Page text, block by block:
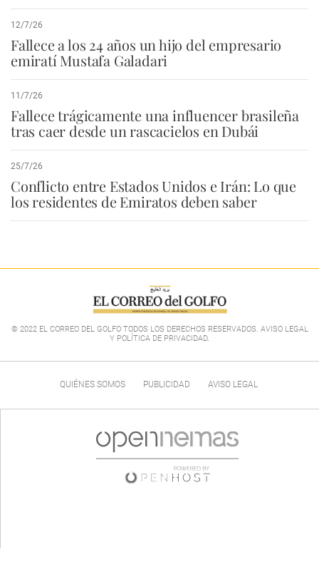
12/7/26
Fallece a los 24 años un hijo del empresario
emiratí Mustafa Galadari
11/7/26
Fallece trágicamente una influencer brasileña
tras caer desde un rascacielos en Dubái
25/7/26
Conflicto entre Estados Unidos e Irán: Lo que
los residentes de Emiratos deben saber
© 2022 EL CORREO DEL GOLFO TODOS LOS DERECHOS RESERVADOS. AVISO LEGAL
Y POLÍTICA DE PRIVACIDAD.
QUIÉNES SOMOS PUBLICIDAD AVISO LEGAL